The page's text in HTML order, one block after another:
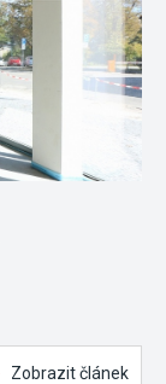
Zobrazit článek